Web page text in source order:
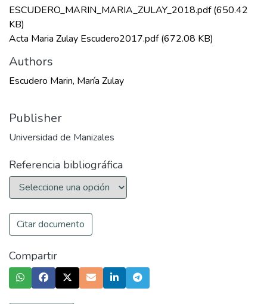
ESCUDERO_MARIN_MARIA_ZULAY_2018.pdf(650.42
KB)
Acta Maria Zulay Escudero2017.pdf(672.08 KB)
Authors
Escudero Marin, María Zulay
Publisher
Universidad de Manizales
Referencia bibliográfica
Citar documento
Compartir